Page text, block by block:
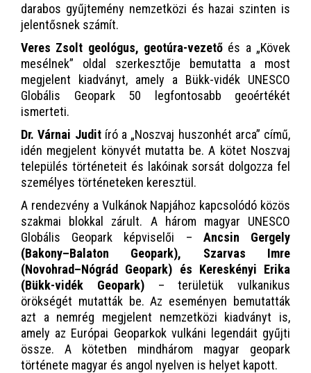
darabos gyűjtemény nemzetközi és hazai szinten is
jelentősnek számít.
Veres Zsolt geológus, geotúra-vezető és a „Kövek
mesélnek” oldal szerkesztője bemutatta a most
megjelent kiadványt, amely a Bükk-vidék UNESCO
Globális Geopark 50 legfontosabb geoértékét
ismerteti.
Dr. Várnai Juditíró a „Noszvaj huszonhét arca” című,
idén megjelent könyvét mutatta be. A kötet Noszvaj
település történeteit és lakóinak sorsát dolgozza fel
személyes történeteken keresztül.
A rendezvény a Vulkánok Napjához kapcsolódó közös
szakmai blokkal zárult. A három magyar UNESCO
Globális Geopark képviselői – Ancsin Gergely
(Bakony–Balaton Geopark), Szarvas Imre
(Novohrad–Nógrád Geopark) és Kereskényi Erika
(Bükk-vidék Geopark)– területük vulkanikus
örökségét mutatták be. Az eseményen bemutatták
azt a nemrég megjelent nemzetközi kiadványt is,
amely az Európai Geoparkok vulkáni legendáit gyűjti
össze. A kötetben mindhárom magyar geopark
története magyar és angol nyelven is helyet kapott.